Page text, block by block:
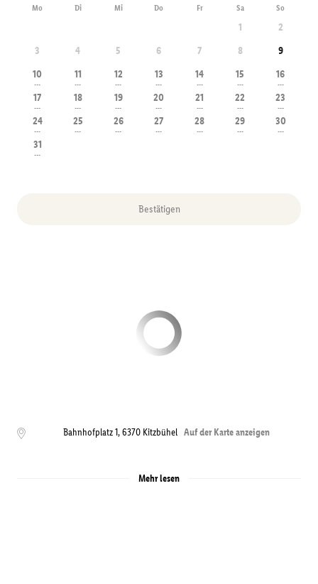
Mo Di Mi Do Fr Sa So
1
2
3
4 5 6 7 8
9
10
---
11
---
12
---
13
---
14
---
15
---
16
---
17
---
18
---
19
---
20
---
21
---
22
---
23
---
24
---
25
---
26
---
27
---
28
---
29
---
30
---
31
---
Bestätigen
Bahnhofplatz 1,6370 Kitzbühel Auf der Karte anzeigen
Mehr lesen